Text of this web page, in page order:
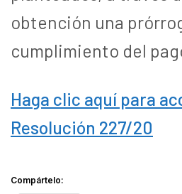
obtención una
cumplimiento del
Haga clic aquí para
Resolución 227/20
Compártelo: